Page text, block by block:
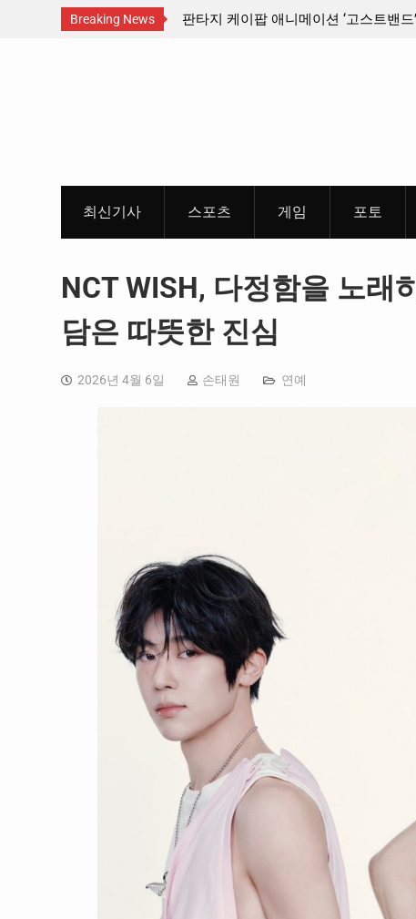
Breaking News
넥트페스티벌 출품 인디
판타지 케이팝 애니메이션 ‘고스트밴드
최신기사 스포츠 게임 포토
NCT WISH, 다정함을 노래
담은 따뜻한 진심
2026년 4월 6일 손태원 연예